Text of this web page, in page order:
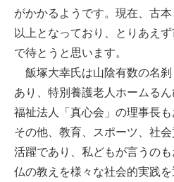
がかかるようです。現在、古
以上となっており、とりあえ
で待とうと思います。
飯塚大幸氏は山陰有数の名
あり、特別養護老人ホームる
福祉法人「真心会」の理事長も
その他、教育、スポーツ、社
活躍であり、私どもが言うのも
仏の教えを様々な社会的実践